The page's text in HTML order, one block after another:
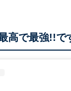
高で最強!!で